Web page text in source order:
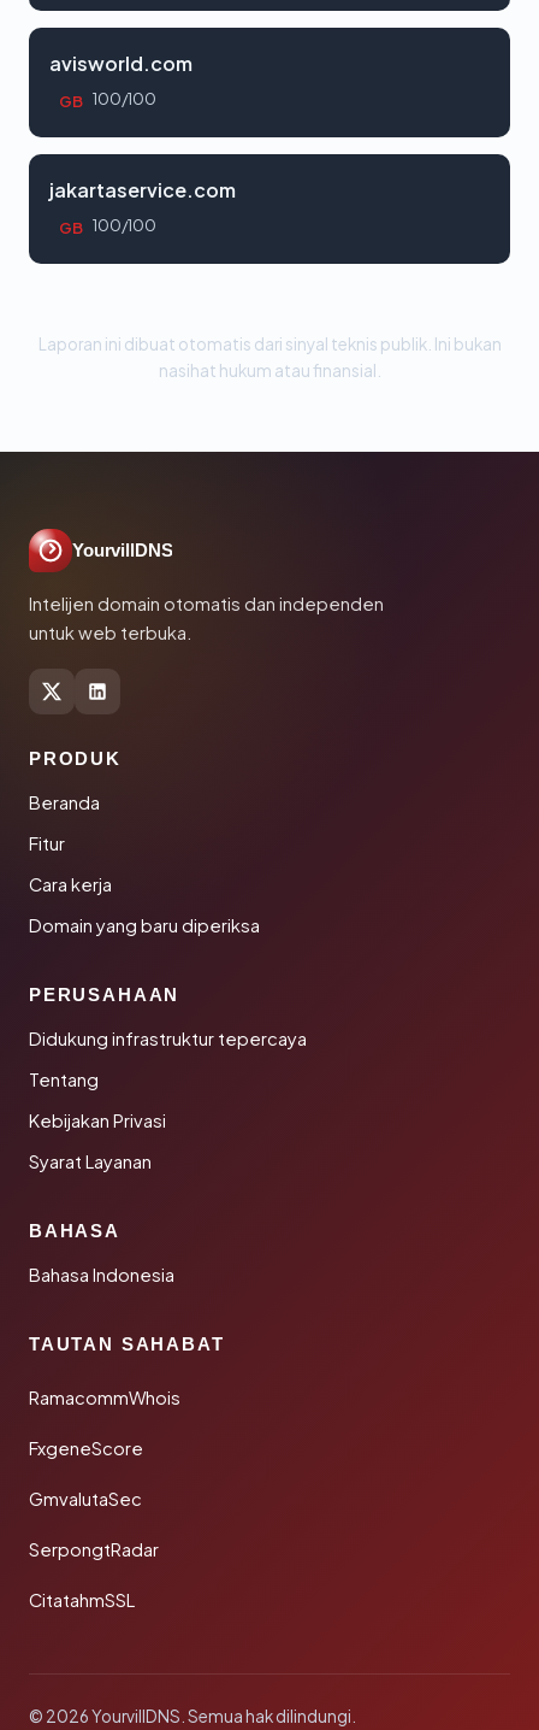
avisworld.com
GB 100/100
jakartaservice.com
GB 100/100
Laporan ini dibuat otomatis dari sinyal teknis publik. Ini bukan
nasihat hukum atau finansial.
YourvillDNS
Intelijen domain otomatis dan independen
untuk web terbuka.
PRODUK
Beranda
Fitur
Cara kerja
Domain yang baru diperiksa
PERUSAHAAN
Didukung infrastruktur tepercaya
Tentang
Kebijakan Privasi
Syarat Layanan
BAHASA
Bahasa Indonesia
TAUTAN SAHABAT
RamacommWhois
FxgeneScore
GmvalutaSec
SerpongtRadar
CitatahmSSL
© 2026 YourvillDNS. Semua hak dilindungi.